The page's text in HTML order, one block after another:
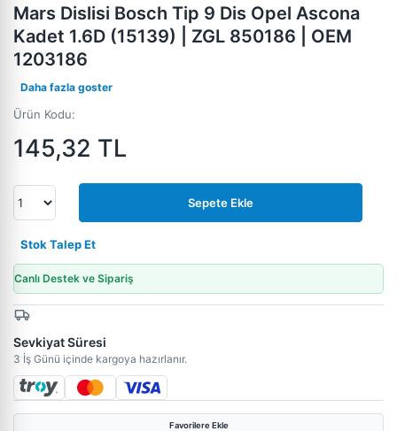
Mars Dislisi Bosch Tip 9 Dis Opel Ascona
Kadet 1.6D (15139) | ZGL 850186 | OEM
1203186
Daha fazla goster
Ürün Kodu:
145,32 TL
Sepete Ekle
Stok Talep Et
Canlı Destek ve Sipariş
Sevkiyat Süresi
3 İş Günü içinde kargoya hazırlanır.
Favorilere Ekle